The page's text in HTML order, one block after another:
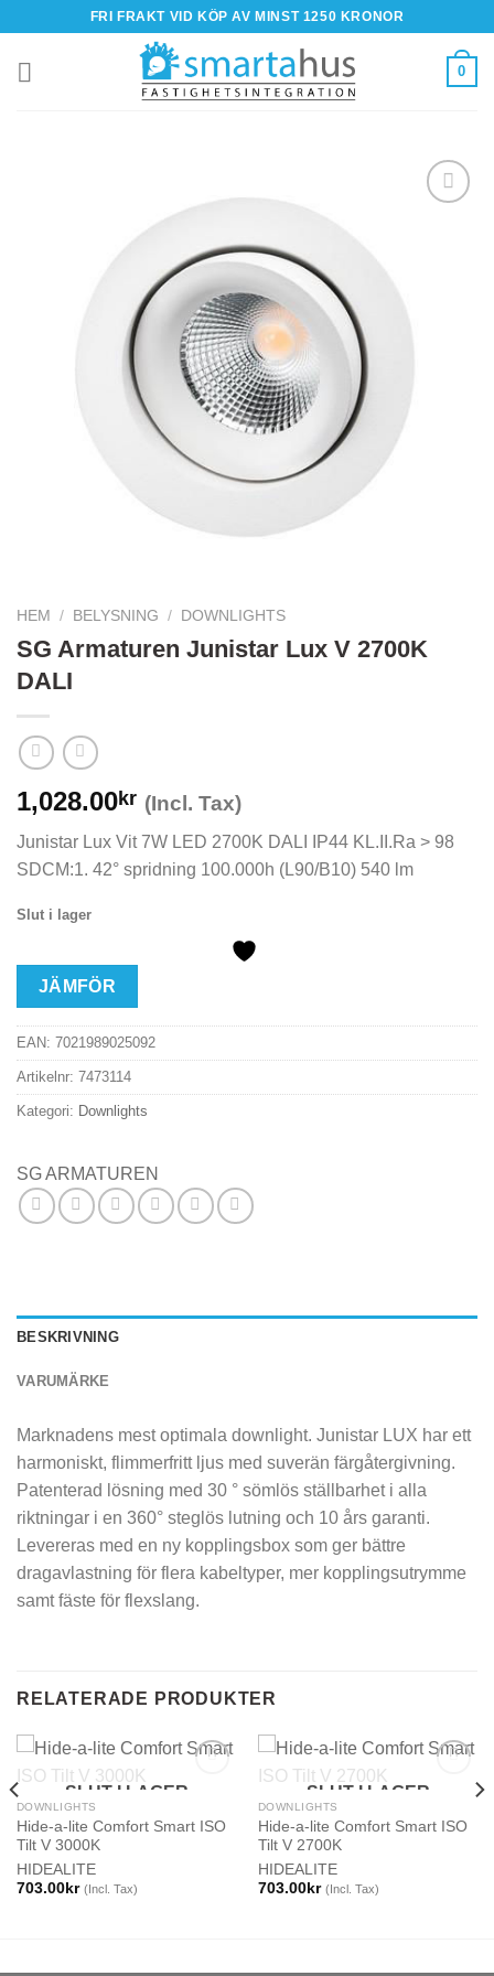
content
FRI FRAKT VID KÖP AV MINST 1250 KRONOR
0
HEM / BELYSNING / DOWNLIGHTS
SG Armaturen Junistar Lux V 2700K
DALI
1,028.00kr (Incl. Tax)
Junistar Lux Vit 7W LED 2700K DALI IP44 KL.II.Ra > 98
SDCM:1. 42° spridning 100.000h (L90/B10) 540 lm
Slut i lager
JÄMFÖR
EAN: 7021989025092
Artikelnr: 7473114
Kategori: Downlights
SG ARMATUREN
BESKRIVNING
VARUMÄRKE
Marknadens mest optimala downlight. Junistar LUX har ett
harmoniskt, flimmerfritt ljus med suverän färgåtergivning.
Patenterad lösning med 30 ° sömlös ställbarhet i alla
riktningar i en 360° steglös lutning och 10 års garanti.
Levereras med en ny kopplingsbox som ger bättre
dragavlastning för flera kabeltyper, mer kopplingsutrymme
samt fäste för flexslang.
RELATERADE PRODUKTER
SLUT I LAGER
DOWNLIGHTS
Hide-a-lite Comfort Smart ISO
Tilt V 3000K
HIDEALITE
703.00kr (Incl. Tax)
SLUT I LAGER
DOWNLIGHTS
Hide-a-lite Comfort Smart ISO
Tilt V 2700K
HIDEALITE
703.00kr (Incl. Tax)